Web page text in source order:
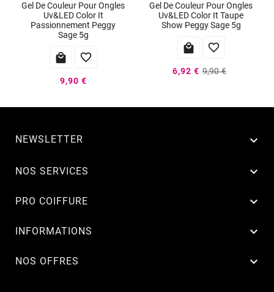
Gel De Couleur Pour Ongles
Uv&LED Color It
Passionnement Peggy
Sage 5g
 
9,90 €
Gel De Couleur Pour Ongles
Uv&LED Color It Taupe
Show Peggy Sage 5g
 
6,92 € 9,90 €
NEWSLETTER 
NOS SERVICES 
PRO COIFFURE 
INFORMATIONS 
NOS OFFRES 